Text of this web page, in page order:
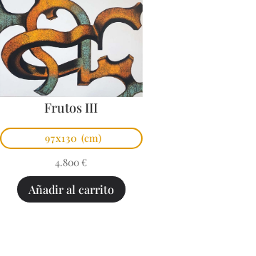
Frutos III
97x130 (cm)
4.800 €
Añadir al carrito